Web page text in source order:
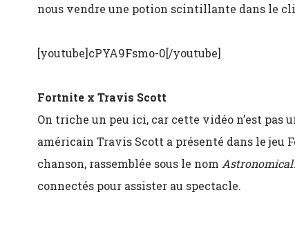
nous vendre une potion scintillante dans le
[youtube]cPYA9Fsmo-0[/youtube]
Fortnite x Travis Scott
On triche un peu ici, car cette vidéo n’est pas
américain Travis Scott a présenté dans le jeu
chanson, rassemblée sous le nom Astronomical
connectés pour assister au spectacle.